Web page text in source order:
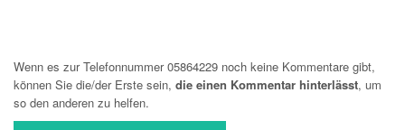
Wenn es zur Telefonnummer 05864229 noch keine Kommentare gibt,
können Sie die/der Erste sein, die einen Kommentar hinterlässt, um
so den anderen zu helfen.